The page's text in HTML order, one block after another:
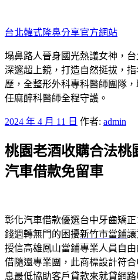
至
主
要
內
容
台北韓式隆鼻分享官方網站
塌鼻路人晉身國光熱議女神，
深邃超上鏡，打造自然挺拔，
歷，全整形外科專科醫師團隊
任麻醉科醫師全程守護。
發
於
2024 年 4 月 11 日 作者: admin
桃園老酒收購合法桃
汽車借款免留車
彰化汽車借款優選台中牙齒矯正
錢週轉無門的困擾新竹市當鋪讓
授信高雄鳳山當鋪專業人員自由
借隨還專業團，此商標設計符
息最低協助客戶貸款來就貸網